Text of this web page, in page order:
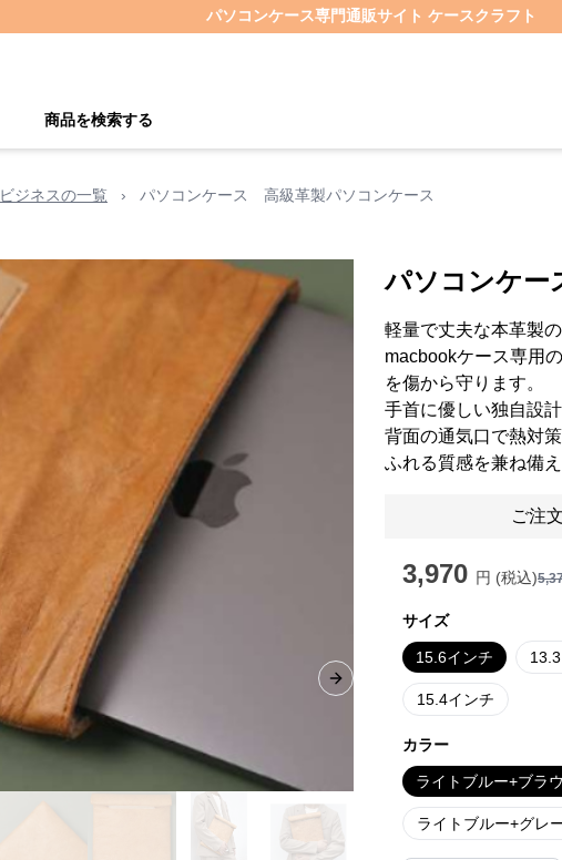
パソコンケース専門通販サイト ケースクラフト
商品を検索する
ビジネスの一覧 › パソコンケース 高級革製パソコンケース
Next slide
パソコンケ
軽量で丈夫な本革製
macbookケース専用
を傷から守ります。
手首に優しい独自設
背面の通気口で熱対
ふれる質感を兼ね備え
ご注
3,970 円 (税込)
サイズ
15.6インチ
15.4インチ
カラー
ライトブルー+ブラ
ライトブルー+グレ